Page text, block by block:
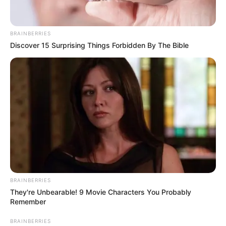
BRAINBERRIES
Discover 15 Surprising Things Forbidden By The Bible
BRAINBERRIES
They're Unbearable! 9 Movie Characters You Probably
Remember
BRAINBERRIES